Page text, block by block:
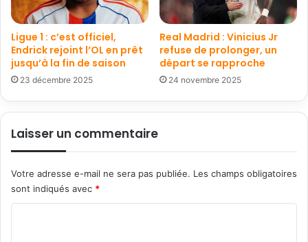
Ligue 1 : c’est officiel,
Endrick rejoint l’OL en prêt
jusqu’à la fin de saison
23 décembre 2025
Real Madrid : Vinicius Jr
refuse de prolonger, un
départ se rapproche
24 novembre 2025
Laisser un commentaire
Votre adresse e-mail ne sera pas publiée. Les champs obligatoires
sont indiqués avec *